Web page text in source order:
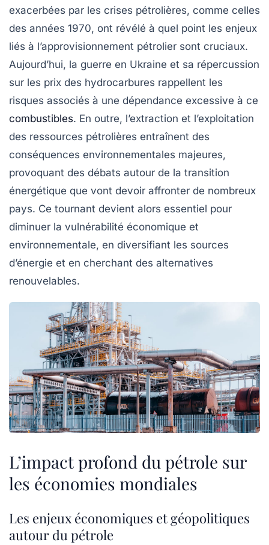
exacerbées par les crises pétrolières, comme celles
des années 1970, ont révélé à quel point les enjeux
liés à l’approvisionnement pétrolier sont cruciaux.
Aujourd’hui, la guerre en Ukraine et sa répercussion
sur les prix des hydrocarbures rappellent les
risques associés à une dépendance excessive à ce
combustibles. En outre, l’extraction et l’exploitation
des ressources pétrolières entraînent des
conséquences environnementales majeures,
provoquant des débats autour de la transition
énergétique que vont devoir affronter de nombreux
pays. Ce tournant devient alors essentiel pour
diminuer la vulnérabilité économique et
environnementale, en diversifiant les sources
d’énergie et en cherchant des alternatives
renouvelables.
L’impact profond du pétrole sur
les économies mondiales
Les enjeux économiques et géopolitiques
autour du pétrole